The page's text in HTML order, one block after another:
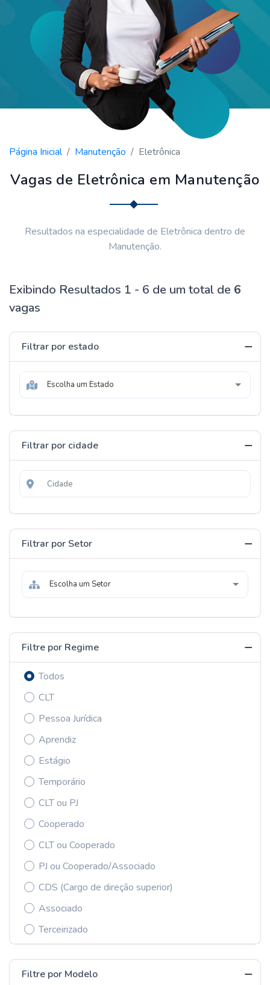
Página Inicial Manutenção Eletrônica
Vagas de Eletrônica em Manutenção
Resultados na especialidade de Eletrônica dentro de
Manutenção.
Exibindo Resultados 1 - 6 de um total de 6
vagas
Filtrar por estado
Escolha um Estado
Filtrar por cidade
Filtrar por Setor
Escolha um Setor
Filtre por Regime
Todos
CLT
Pessoa Jurídica
Aprendiz
Estágio
Temporário
CLT ou PJ
Cooperado
CLT ou Cooperado
PJ ou Cooperado/Associado
CDS (Cargo de direção superior)
Associado
Terceirizado
Filtre por Modelo